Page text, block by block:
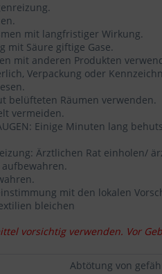
Statistik &
mit langfristiger Wirkung.
mit Säure giftige Gase.
mit anderen Produkten
Verpackung oder
belüfteten Räumen verwenden.
vermeiden.
AUGEN: Einige Minuten lang
Ärztlichen Rat einholen/
mit den lokalen
bleichen
vorsichtig verwenden. Vor
Abtötung von